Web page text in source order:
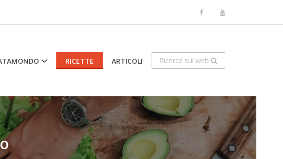
RICETTE ARTICOLI Ricerca sul web